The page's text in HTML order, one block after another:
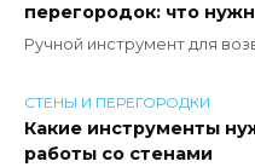
перегородок: что
Ручной инструмент для
СТЕНЫ И ПЕРЕГОРОДКИ
Какие инструменты
работы со стенами